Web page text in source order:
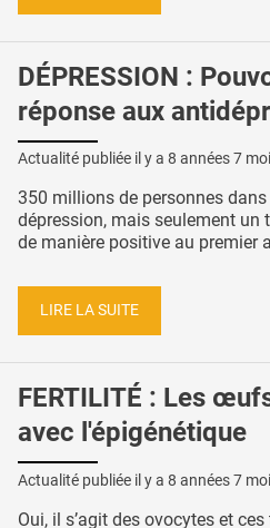
DÉPRESSION :
réponse aux
Actualité publiée il y a 8 années 7
350 millions de personnes
dépression, mais seulement un
de manière positive au premier
LIRE LA SUITE
FERTILITÉ : Les
avec l'épigénétique
Actualité publiée il y a 8 années 7
Oui, il s’agit des ovocytes et